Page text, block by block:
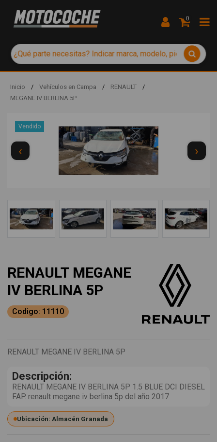
0
Inicio / Vehículos en Campa / RENAULT
/
MEGANE IV BERLINA 5P
Vendido
‹ ›
RENAULT MEGANE
IV BERLINA 5P
Codigo: 11110
RENAULT MEGANE IV BERLINA 5P
Descripción:
RENAULT MEGANE IV BERLINA 5P 1.5 BLUE DCI DIESEL
FAP. renault megane iv berlina 5p del año 2017
Ubicación: Almacén Granada